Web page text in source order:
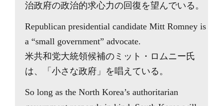
治政府の政治的求心力の回復を望んでいる。
Republican presidential candidate Mitt Romney is
a “small government” advocate.
米共和党大統領候補のミット・ロムニー氏
は、「小さな政府」を唱えている。
So long as the North Korea’s authoritarian